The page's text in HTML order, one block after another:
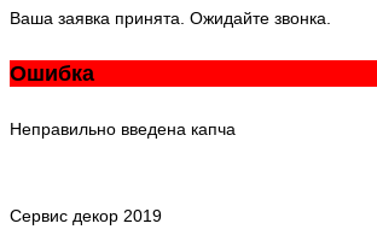
Ваша заявка принята. Ожидайте звонка.
Ошибка
Неправильно введена капча
Сервис декор 2019